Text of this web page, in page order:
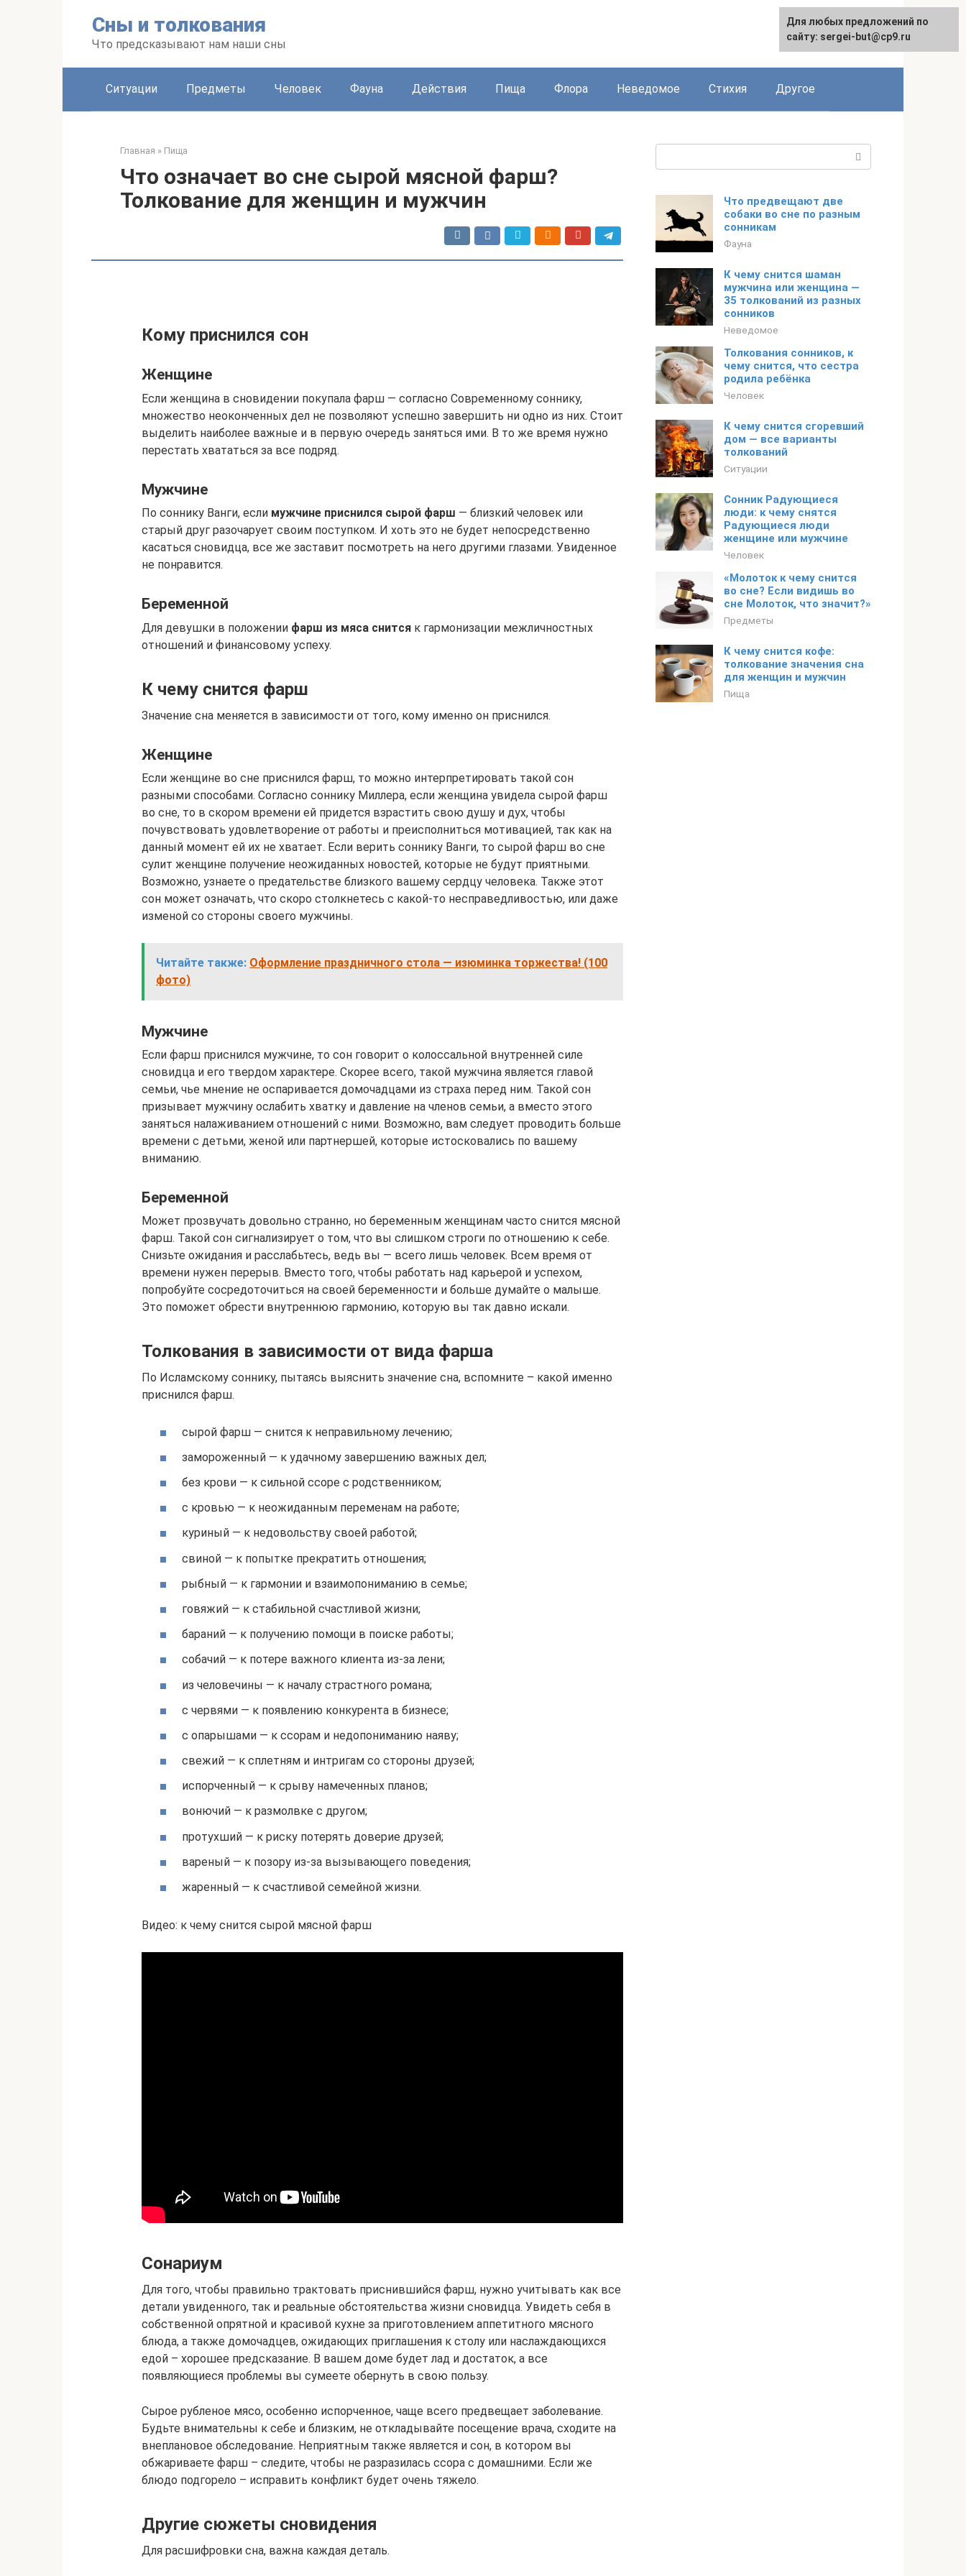
Сны и толкования
Что предсказывают нам наши сны
Ситуации Предметы Человек Фауна Действия Пища Флора Неведомое Стихия Другое
Главная » Пища
Что означает во сне сырой мясной фарш?
Толкование для женщин и мужчин
Кому приснился сон
Женщине
Если женщина в сновидении покупала фарш — согласно Современному соннику,
множество неоконченных дел не позволяют успешно завершить ни одно из них. Стоит
выделить наиболее важные и в первую очередь заняться ими. В то же время нужно
перестать хвататься за все подряд.
Мужчине
По соннику Ванги, если мужчине приснился сырой фарш — близкий человек или
старый друг разочарует своим поступком. И хоть это не будет непосредственно
касаться сновидца, все же заставит посмотреть на него другими глазами. Увиденное
не понравится.
Беременной
Для девушки в положении фарш из мяса снится к гармонизации межличностных
отношений и финансовому успеху.
К чему снится фарш
Значение сна меняется в зависимости от того, кому именно он приснился.
Женщине
Если женщине во сне приснился фарш, то можно интерпретировать такой сон
разными способами. Согласно соннику Миллера, если женщина увидела сырой фарш
во сне, то в скором времени ей придется взрастить свою душу и дух, чтобы
почувствовать удовлетворение от работы и преисполниться мотивацией, так как на
данный момент ей их не хватает. Если верить соннику Ванги, то сырой фарш во сне
сулит женщине получение неожиданных новостей, которые не будут приятными.
Возможно, узнаете о предательстве близкого вашему сердцу человека. Также этот
сон может означать, что скоро столкнетесь с какой-то несправедливостью, или даже
изменой со стороны своего мужчины.
Читайте также: Оформление праздничного стола — изюминка торжества! (100
фото)
Мужчине
Если фарш приснился мужчине, то сон говорит о колоссальной внутренней силе
сновидца и его твердом характере. Скорее всего, такой мужчина является главой
семьи, чье мнение не оспаривается домочадцами из страха перед ним. Такой сон
призывает мужчину ослабить хватку и давление на членов семьи, а вместо этого
заняться налаживанием отношений с ними. Возможно, вам следует проводить больше
времени с детьми, женой или партнершей, которые истосковались по вашему
вниманию.
Беременной
Может прозвучать довольно странно, но беременным женщинам часто снится мясной
фарш. Такой сон сигнализирует о том, что вы слишком строги по отношению к себе.
Снизьте ожидания и расслабьтесь, ведь вы — всего лишь человек. Всем время от
времени нужен перерыв. Вместо того, чтобы работать над карьерой и успехом,
попробуйте сосредоточиться на своей беременности и больше думайте о малыше.
Это поможет обрести внутреннюю гармонию, которую вы так давно искали.
Толкования в зависимости от вида фарша
По Исламскому соннику, пытаясь выяснить значение сна, вспомните – какой именно
приснился фарш.
сырой фарш — снится к неправильному лечению;
замороженный — к удачному завершению важных дел;
без крови — к сильной ссоре с родственником;
с кровью — к неожиданным переменам на работе;
куриный — к недовольству своей работой;
свиной — к попытке прекратить отношения;
рыбный — к гармонии и взаимопониманию в семье;
говяжий — к стабильной счастливой жизни;
бараний — к получению помощи в поиске работы;
собачий — к потере важного клиента из-за лени;
из человечины — к началу страстного романа;
с червями — к появлению конкурента в бизнесе;
с опарышами — к ссорам и недопониманию наяву;
свежий — к сплетням и интригам со стороны друзей;
испорченный — к срыву намеченных планов;
вонючий — к размолвке с другом;
протухший — к риску потерять доверие друзей;
вареный — к позору из-за вызывающего поведения;
жаренный — к счастливой семейной жизни.
Видео: к чему снится сырой мясной фарш
Сонариум
Для того, чтобы правильно трактовать приснившийся фарш, нужно учитывать как все
детали увиденного, так и реальные обстоятельства жизни сновидца. Увидеть себя в
собственной опрятной и красивой кухне за приготовлением аппетитного мясного
блюда, а также домочадцев, ожидающих приглашения к столу или наслаждающихся
едой – хорошее предсказание. В вашем доме будет лад и достаток, а все
появляющиеся проблемы вы сумеете обернуть в свою пользу.
Сырое рубленое мясо, особенно испорченное, чаще всего предвещает заболевание.
Будьте внимательны к себе и близким, не откладывайте посещение врача, сходите на
внеплановое обследование. Неприятным также является и сон, в котором вы
обжариваете фарш – следите, чтобы не разразилась ссора с домашними. Если же
блюдо подгорело – исправить конфликт будет очень тяжело.
Другие сюжеты сновидения
Для расшифровки сна, важна каждая деталь.
Что предвещают две
собаки во сне по разным
сонникам
Фауна
К чему снится шаман
мужчина или женщина —
35 толкований из разных
сонников
Неведомое
Толкования сонников, к
чему снится, что сестра
родила ребёнка
Человек
К чему снится сгоревший
дом — все варианты
толкований
Ситуации
Сонник Радующиеся
люди: к чему снятся
Радующиеся люди
женщине или мужчине
Человек
«Молоток к чему снится
во сне? Если видишь во
сне Молоток, что значит?»
Предметы
К чему снится кофе:
толкование значения сна
для женщин и мужчин
Пища
Для любых предложений по
сайту: sergei-but@cp9.ru